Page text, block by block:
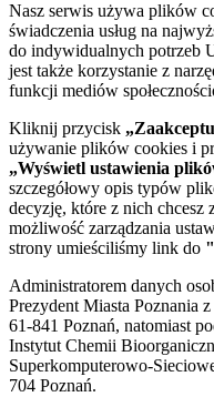
Nasz serwis używa plików
świadczenia usług na
do indywidualnych potrzeb
jest także korzystanie z
funkcji mediów
Kliknij przycisk
używanie plików cookies i
„Wyświetl ustawienia
szczegółowy opis typów
decyzję, które z nich
możliwość zarządzania
strony umieściliśmy link do
Administratorem danych
Prezydent Miasta Poznania
61-841 Poznań, natomiast
Instytut Chemii
Superkomputerowo-
704 Poznań.